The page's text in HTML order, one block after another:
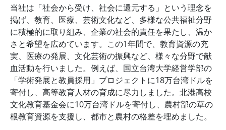
当社は「社会から受け、社会に還元する」という理念を
掲げ、教育、医療、芸術文化など、多様な公共福祉分野
に積極的に取り組み、企業の社会的責任を果たし、温か
さと希望を広めています。この1年間で、教育資源の充
実、医療の発展、文化芸術の振興など、様々な分野で献
血活動を行いました。例えば、国立台湾大学経営学部の
「学術発展と教員採用」プロジェクトに18万台湾ドルを
寄付し、高等教育人材の育成に尽力しました。北港高校
文化教育基金会に10万台湾ドルを寄付し、農村部の草の
根教育資源を支援し、都市と農村の格差を埋めました。